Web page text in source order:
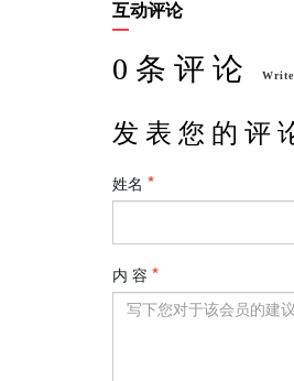
互动评论
0 条 评 论 Write
发 表 您 的 评
姓名
内 容